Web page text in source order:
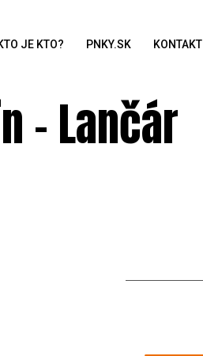
JE KTO? PNKY.SK KONTAKT
– Lančár